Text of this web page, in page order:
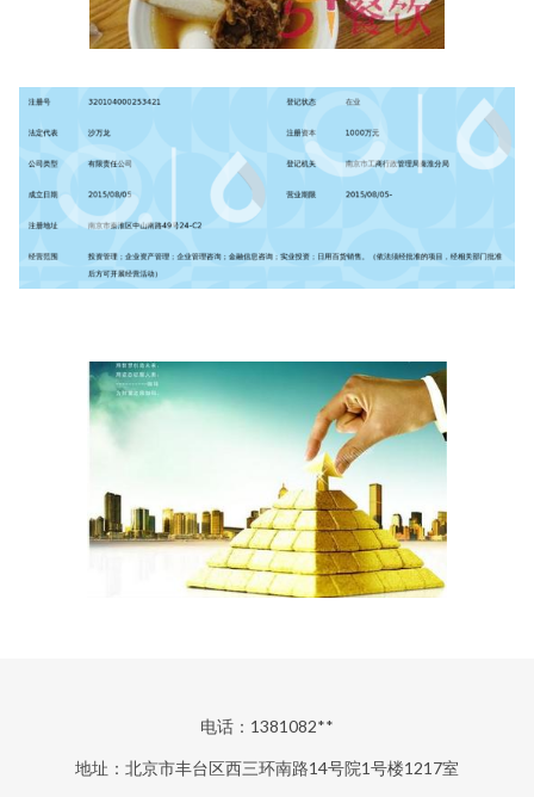
电话：1381082**
地址：北京市丰台区西三环南路14号院1号楼1217室